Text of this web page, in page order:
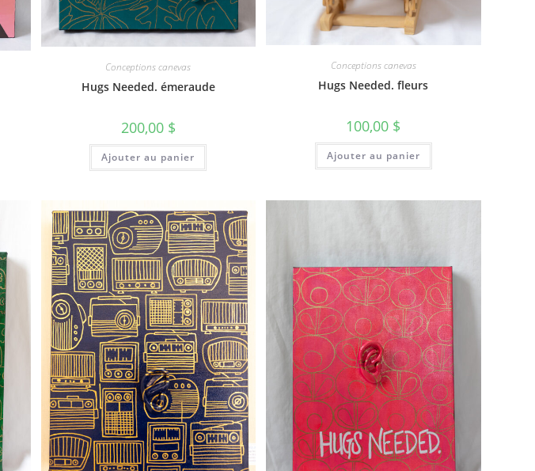
Conceptions canevas
Hugs Needed. émeraude
200,00 $
Ajouter au panier
Conceptions canevas
Hugs Needed. fleurs
100,00 $
Ajouter au panier